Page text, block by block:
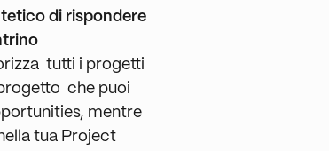
di rispondere
tutti i progetti
che puoi
mentre
tua Project